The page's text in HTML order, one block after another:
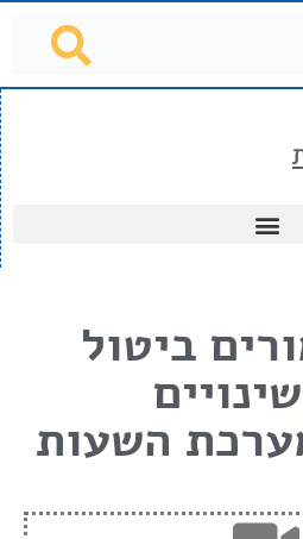
ביטול
השעות